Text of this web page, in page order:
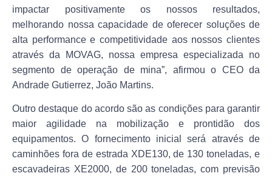
impactar positivamente os nossos resultados,
melhorando nossa capacidade de oferecer soluções de
alta performance e competitividade aos nossos clientes
através da MOVAG, nossa empresa especializada no
segmento de operação de mina”, afirmou o CEO da
Andrade Gutierrez, João Martins.
Outro destaque do acordo são as condições para garantir
maior agilidade na mobilização e prontidão dos
equipamentos. O fornecimento inicial será através de
caminhões fora de estrada XDE130, de 130 toneladas, e
escavadeiras XE2000, de 200 toneladas, com previsão